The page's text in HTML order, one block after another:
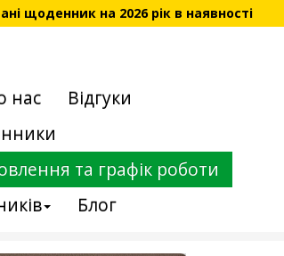
щоденник на 2026 рік в наявності
нас
Відгуки
та графік роботи
Блог